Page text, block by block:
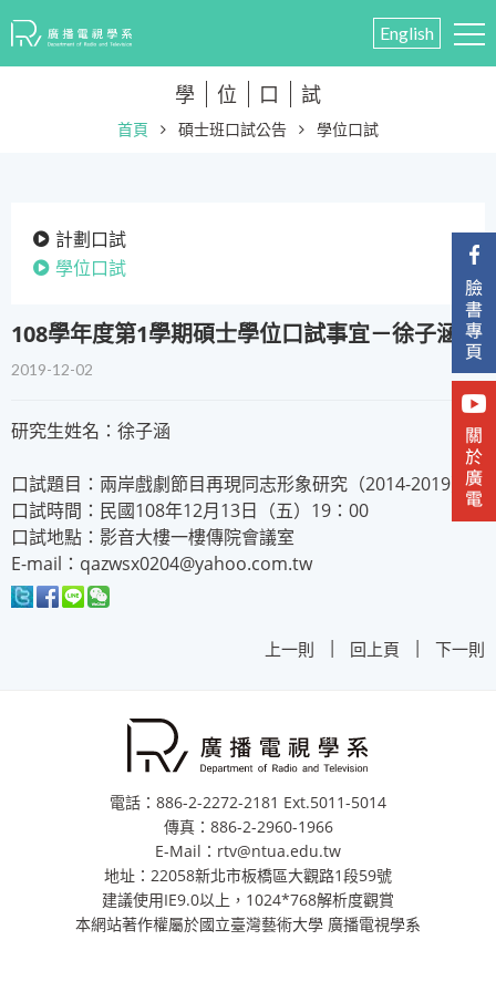
English
學 位 口 試
首頁 碩士班口試公告 學位口試
計劃口試
學位口試
108學年度第1學期碩士學位口試事宜－徐子涵
2019-12-02
研究生姓名：徐子涵
口試題目：兩岸戲劇節目再現同志形象研究（2014-2019）
口試時間：民國108年12月13日（五）19：00
口試地點：影音大樓一樓傳院會議室
E-mail：qazwsx0204@yahoo.com.tw
上一則 | 回上頁 | 下一則
電話：886-2-2272-2181 Ext.5011-5014
傳真：886-2-2960-1966
E-Mail：rtv@ntua.edu.tw
地址：22058新北市板橋區大觀路1段59號
建議使用IE9.0以上，1024*768解析度觀賞
本網站著作權屬於國立臺灣藝術大學 廣播電視學系